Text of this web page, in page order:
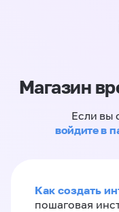
Магазин
Если вы
войдите в
Как создать
пошаговая